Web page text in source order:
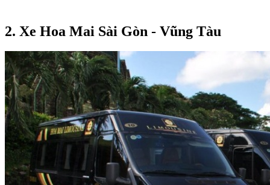
2. Xe Hoa Mai Sài Gòn - Vũng Tàu